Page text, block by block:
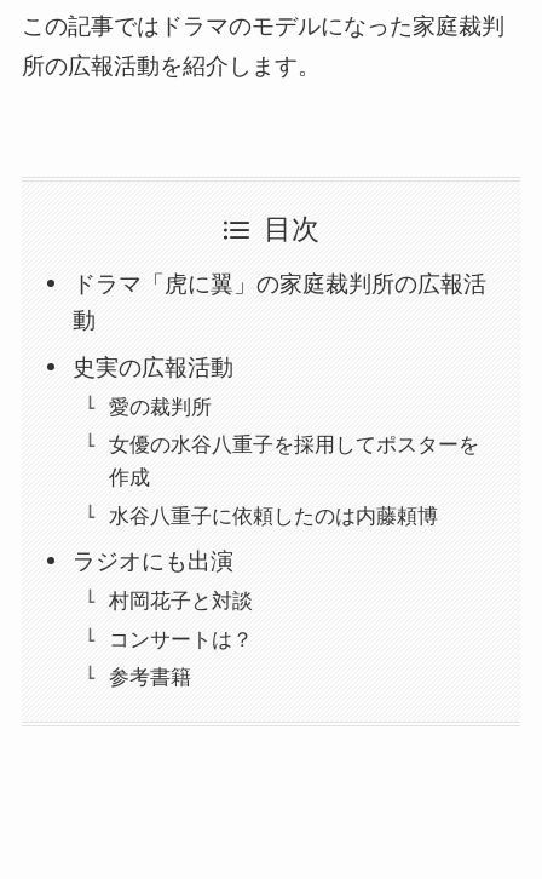
この記事ではドラマのモデルになった家庭裁判
所の広報活動を紹介します。
目次
ドラマ「虎に翼」の家庭裁判所の広報活
動
史実の広報活動
愛の裁判所
女優の水谷八重子を採用してポスターを
作成
水谷八重子に依頼したのは内藤頼博
ラジオにも出演
村岡花子と対談
コンサートは？
参考書籍